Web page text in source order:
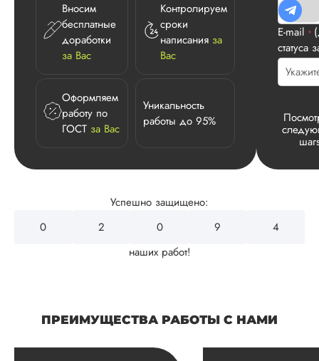
Вносим
бесплатные
доработки
за Вас
Контролируем
сроки
написания за
Вас
Оформляем
работу по
ГОСТ за Вас
Уникальность
работы до 95%
E-mail *
статуса
Успешно защищено:
2
3
4
2
0
наших работ!
ПРЕИМУЩЕСТВА РАБОТЫ С НАМИ